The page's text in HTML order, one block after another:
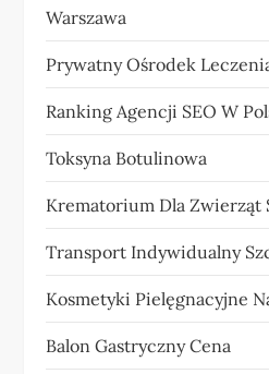
Warszawa
Prywatny Ośrodek
Ranking Agencji SEO W
Toksyna Botulinowa
Krematorium Dla Zwierząt
Transport Indywidualny
Kosmetyki Pielęgnacyjne
Balon Gastryczny Cena